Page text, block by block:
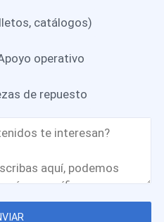
catálogos)
operativo
de repuesto